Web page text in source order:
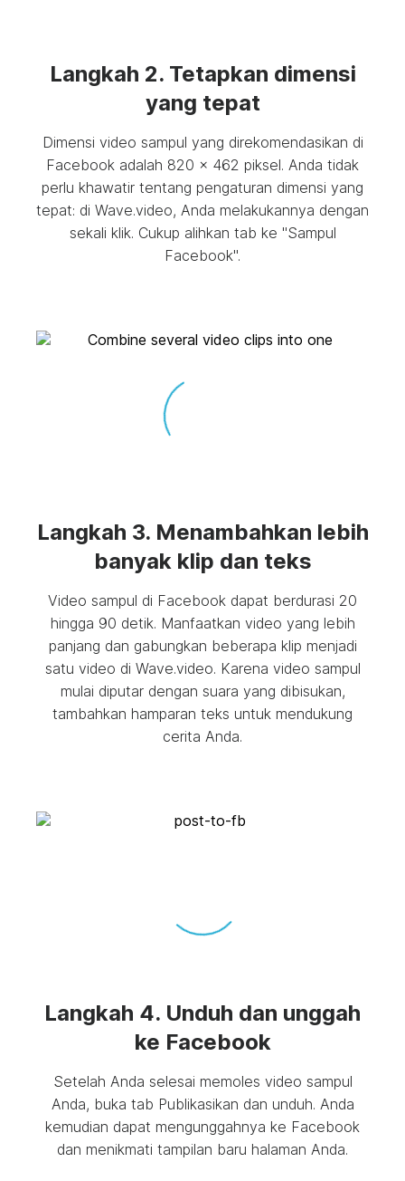
Langkah 2. Tetapkan dimensi
yang tepat
Dimensi video sampul yang direkomendasikan di
Facebook adalah 820 x 462 piksel. Anda tidak
perlu khawatir tentang pengaturan dimensi yang
tepat: di Wave.video, Anda melakukannya dengan
sekali klik. Cukup alihkan tab ke "Sampul
Facebook".
Langkah 3. Menambahkan lebih
banyak klip dan teks
Video sampul di Facebook dapat berdurasi 20
hingga 90 detik. Manfaatkan video yang lebih
panjang dan gabungkan beberapa klip menjadi
satu video di Wave.video. Karena video sampul
mulai diputar dengan suara yang dibisukan,
tambahkan hamparan teks untuk mendukung
cerita Anda.
Langkah 4. Unduh dan unggah
ke Facebook
Setelah Anda selesai memoles video sampul
Anda, buka tab Publikasikan dan unduh. Anda
kemudian dapat mengunggahnya ke Facebook
dan menikmati tampilan baru halaman Anda.